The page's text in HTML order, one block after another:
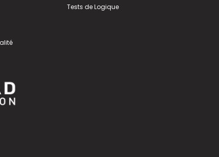
Tests de Logique